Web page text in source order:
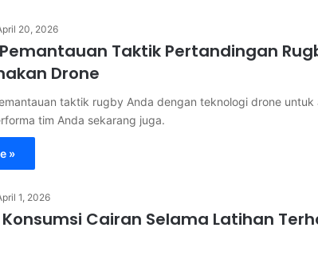
20, 2026
Taktik Pertandingan
Drone
taktik rugby Anda dengan teknologi drone
tim Anda sekarang juga.
»
1, 2026
Cairan Selama Latihan